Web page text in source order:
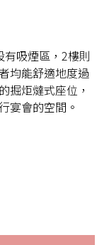
吸煙區，2樓則
均能舒適地度過
掘炬燵式座位，
宴會的空間。